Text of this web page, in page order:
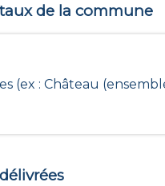
de la commune
(ex : Château